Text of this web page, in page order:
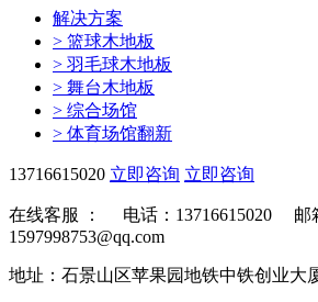
解决方案
> 篮球木地板
> 羽毛球木地板
> 舞台木地板
> 综合场馆
> 体育场馆翻新
13716615020 立即咨询 立即咨询
在线客服 ：
电话：13716615020 邮
1597998753@qq.com
地址：石景山区苹果园地铁中铁创业大